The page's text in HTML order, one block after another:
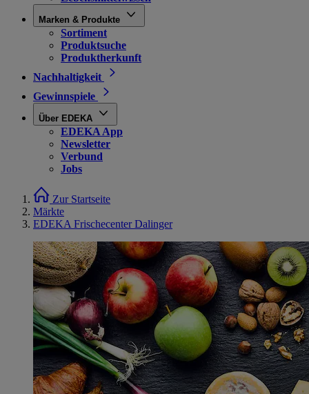
Marken & Produkte
Sortiment
Produktsuche
Produktherkunft
Nachhaltigkeit
Gewinnspiele
Über EDEKA
EDEKA App
Newsletter
Verbund
Jobs
Zur Startseite
Märkte
EDEKA Frischecenter Dalinger